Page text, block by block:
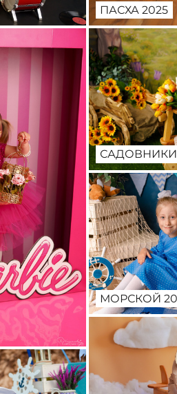
ПАСХА 2025
САДОВНИКИ
МОРСКОЙ